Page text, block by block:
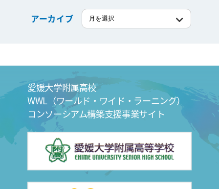
アーカイブ
愛媛大学附属高校
WWL（ワールド・ワイド・ラーニング）
コンソーシアム構築支援事業サイト